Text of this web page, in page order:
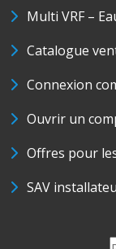
Multi VRF –
Catalogue
Connexion
Ouvrir un
Offres pour
SAV